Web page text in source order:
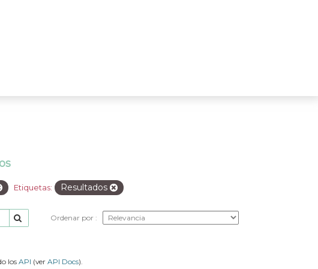
Etiquetas: Resultados
Ordenar por
los API (ver API Docs).